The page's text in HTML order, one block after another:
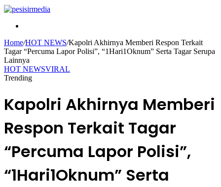
Home/HOT NEWS/Kapolri Akhirnya Memberi Respon Terkait
Tagar “Percuma Lapor Polisi”, “1Hari1Oknum” Serta Tagar Serupa
Lainnya
HOT NEWSVIRAL
Trending
Kapolri Akhirnya Memberi
Respon Terkait Tagar
“Percuma Lapor Polisi”,
“1Hari1Oknum” Serta